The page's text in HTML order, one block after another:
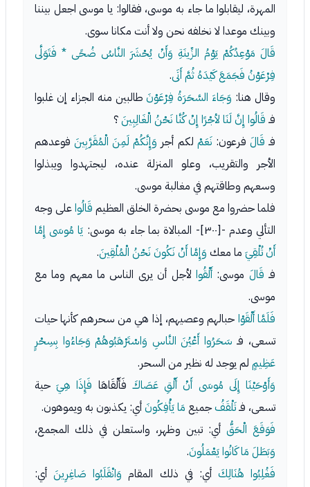
المهرة، ليقابلوا ما جاء به موسى، فقالوا: يا موسى اجعل بيننا
وبينك موعدا لا نخلفه نحن ولا أنت مكانا سوى.
قَالَ مَوْعِدُكُمْ يَوْمُ الزِّينَةِ وَأَنْ يُحْشَرَ النَّاسُ ضُحًى * فَتَوَلَّى
فِرْعَوْنُ فَجَمَعَ كَيْدَهُ ثُمَّ أَتَى.
وقال هنا: وَجَاءَ السَّحَرَةُ فِرْعَوْنَطالبين منه الجزاء إن غلبوا
فـ قَالُوا إِنَّ لَنَا لأجْرًا إِنْ كُنَّا نَحْنُ الْغَالِبِينَ؟
فـ قَالَ فرعون:نَعَمْ لكم أجر وَإِنَّكُمْ لَمِنَ الْمُقَرَّبِينَفوعدهم
الأجر والتقريب، وعلو المنزلة عنده، ليجتهدوا ويبذلوا
وسعهم وطاقتهم في مغالبة موسى.
فلما حضروا مع موسى بحضرة الخلق العظيم قَالُواعلى وجه
التألي وعدم -[٣٠٠]- المبالاة بما جاء به موسى:
يَا مُوسَى إِمَّا
أَنْ تُلْقِيَ ما معك وَإِمَّا أَنْ نَكُونَ نَحْنُ الْمُلْقِينَ.
فـ قَالَ موسى:أَلْقُوا لأجل أن يرى الناس ما معهم وما مع
موسى.
فَلَمَّا أَلْقَوْا حبالهم وعصيهم، إذا هي من سحرهم كأنها حيات
تسعى، فـ سَحَرُوا أَعْيُنَ النَّاسِ وَاسْتَرْهَبُوهُمْ وَجَاءُوا بِسِحْرٍ
عَظِيمٍ لم يوجد له نظير من السحر.
وَأَوْحَيْنَا إِلَى مُوسَى أَنْ أَلْقِ عَصَاكَ فَأَلْقَاهَا فَإِذَا هِيَحية
تسعى، فـتَلْقَفُجميع مَا يَأْفِكُونَأي: يكذبون به ويموهون.
فَوَقَعَ الْحَقُّ أي: تبين وظهر، واستعلن في ذلك المجمع،
وَبَطَلَ مَا كَانُوا يَعْمَلُونَ.
فَغُلِبُوا هُنَالِكَ أي: في ذلك المقام وَانْقَلَبُوا صَاغِرِينَأي: